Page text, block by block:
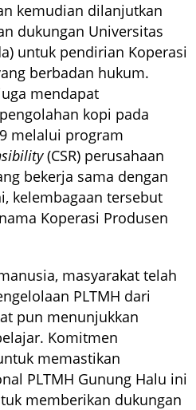
kemudian dilanjutkan
dukungan Universitas
untuk pendirian Koperasi
berbadan hukum.
mendapat
kopi pada
melalui program
(CSR) perusahaan
bekerja sama dengan
kelembagaan tersebut
Koperasi Produsen
masyarakat telah
PLTMH dari
pun menunjukkan
Komitmen
memastikan
PLTMH Gunung Halu ini
memberikan dukungan